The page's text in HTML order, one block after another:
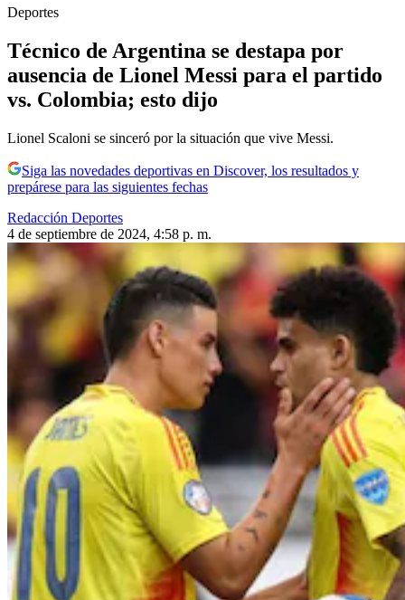
Deportes
Técnico de Argentina se destapa por
ausencia de Lionel Messi para el partido
vs. Colombia; esto dijo
Lionel Scaloni se sinceró por la situación que vive Messi.
Siga las novedades deportivas en Discover, los resultados y
prepárese para las siguientes fechas
Redacción Deportes
4 de septiembre de 2024, 4:58 p. m.